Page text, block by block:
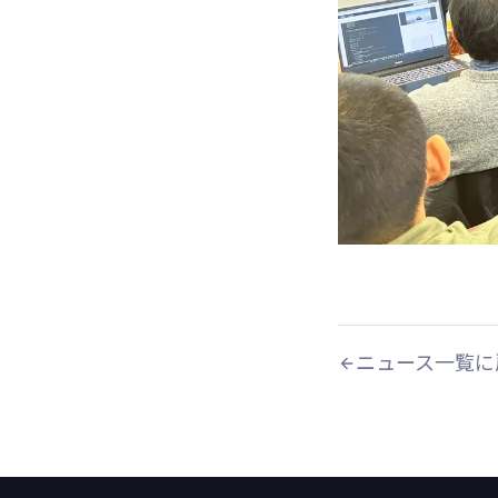
ニュース一覧